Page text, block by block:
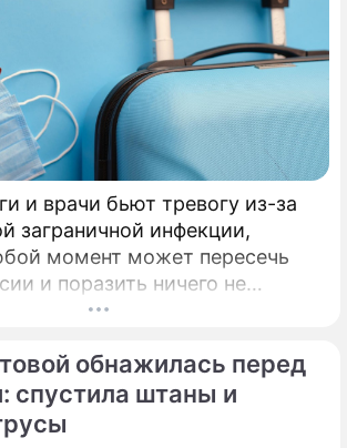
и врачи бьют тревогу из-за
заграничной инфекции,
момент может пересечь
и поразить ничего не
граждан. Россию
могут завезти неизлечимый
вирус Бурбон.
обнажилась перед
спустила штаны и